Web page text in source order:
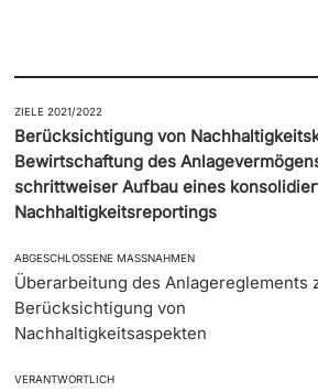
ZIELE 2021/2022
Berücksichtigung von
Bewirtschaftung des
schrittweiser Aufbau eines
Nachhaltigkeitsreportings
ABGESCHLOSSENE MASSNAHMEN
Überarbeitung des Anlagereglements
Berücksichtigung von
Nachhaltigkeitsaspekten
VERANTWORTLICH